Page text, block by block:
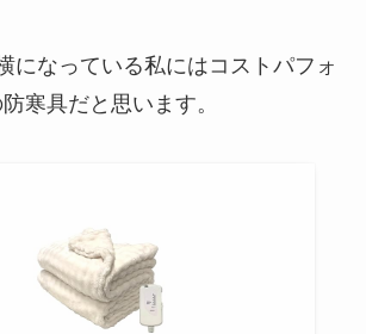
になっている私にはコストパフォ
寒具だと思います。